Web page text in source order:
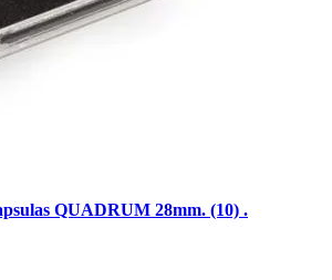
QUADRUM 28mm. (10) .